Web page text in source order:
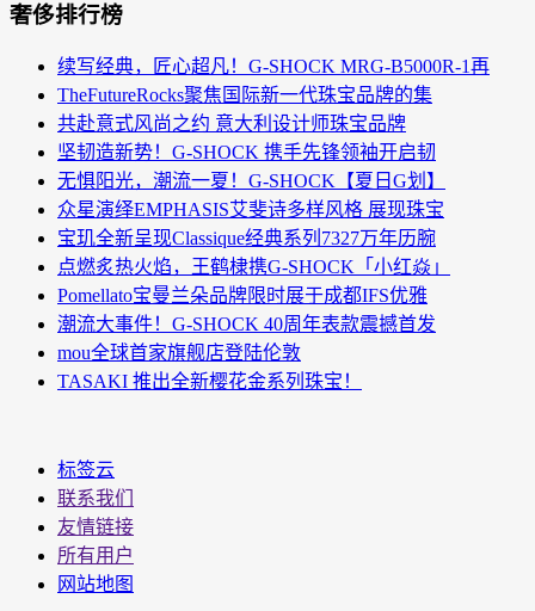
奢侈排行榜
续写经典，匠心超凡！G-SHOCK MRG-B5000R-1再
TheFutureRocks聚焦国际新一代珠宝品牌的集
共赴意式风尚之约 意大利设计师珠宝品牌
坚韧造新势！G-SHOCK 携手先锋领袖开启韧
无惧阳光，潮流一夏！G-SHOCK【夏日G划】
众星演绎EMPHASIS艾斐诗多样风格 展现珠宝
宝玑全新呈现Classique经典系列7327万年历腕
点燃炙热火焰，王鹤棣携G-SHOCK「小红焱」
Pomellato宝曼兰朵品牌限时展于成都IFS优雅
潮流大事件！G-SHOCK 40周年表款震撼首发
mou全球首家旗舰店登陆伦敦
TASAKI 推出全新樱花金系列珠宝！
标签云
联系我们
友情链接
所有用户
网站地图